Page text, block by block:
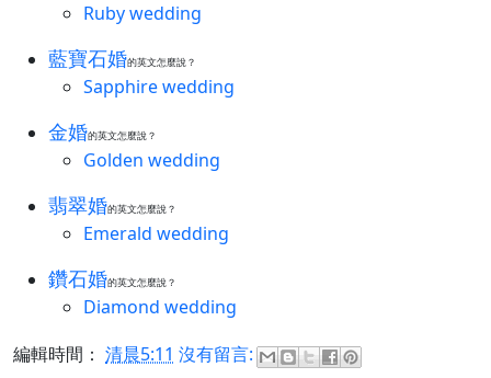
Ruby wedding
藍寶石婚的英文怎麼說？
Sapphire wedding
金婚的英文怎麼說？
Golden wedding
翡翠婚的英文怎麼說？
Emerald wedding
鑽石婚的英文怎麼說？
Diamond wedding
編輯時間： 清晨5:11 沒有留言: